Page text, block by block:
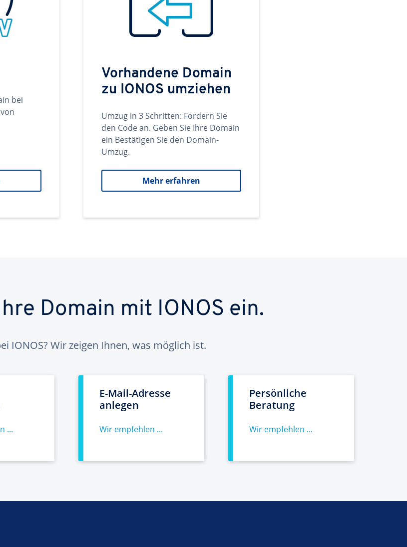
bei
Vorhandene Domain
zu IONOS umziehen
Umzug in 3 Schritten: Fordern Sie
den Code an. Geben Sie Ihre Domain
ein Bestätigen Sie den Domain-
Umzug.
Mehr erfahren
Domain mit IONOS ein.
IONOS? Wir zeigen Ihnen, was möglich ist.
...
E-Mail-Adresse
anlegen
Wir empfehlen ...
Persönliche
Beratung
Wir empfehlen ...